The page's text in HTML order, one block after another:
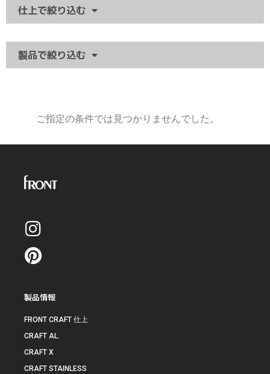
仕上で絞り込む
製品で絞り込む
ご指定の条件では見つかりませんでした。
製品情報
FRONT CRAFT 仕上
CRAFT AL.
CRAFT X
CRAFT STAINLESS